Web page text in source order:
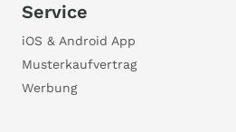
Service
iOS & Android App
Musterkaufvertrag
Werbung